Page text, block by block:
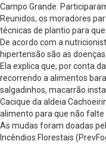
Campo Grande.
Reunidos, os moradores
técnicas de plantio para
De acordo com a
hipertensão são as
Ela explica que, por conta
recorrendo a alimentos
salgadinhos, macarrão
Cacique da aldeia
alimento para que não falte
As mudas foram doadas
Incêndios Florestais